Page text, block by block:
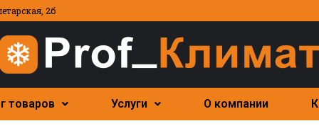
2б
товаров Услуги О компании